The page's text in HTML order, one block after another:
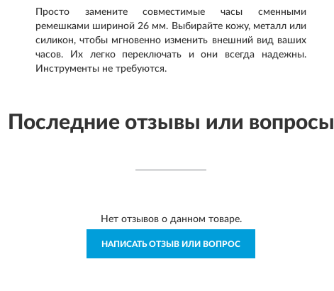
Просто замените совместимые часы сменными
ремешками шириной 26 мм. Выбирайте кожу, металл или
силикон, чтобы мгновенно изменить внешний вид ваших
часов. Их легко переключать и они всегда надежны.
Инструменты не требуются.
Последние отзывы или вопросы
Нет отзывов о данном товаре.
НАПИСАТЬ ОТЗЫВ ИЛИ ВОПРОС